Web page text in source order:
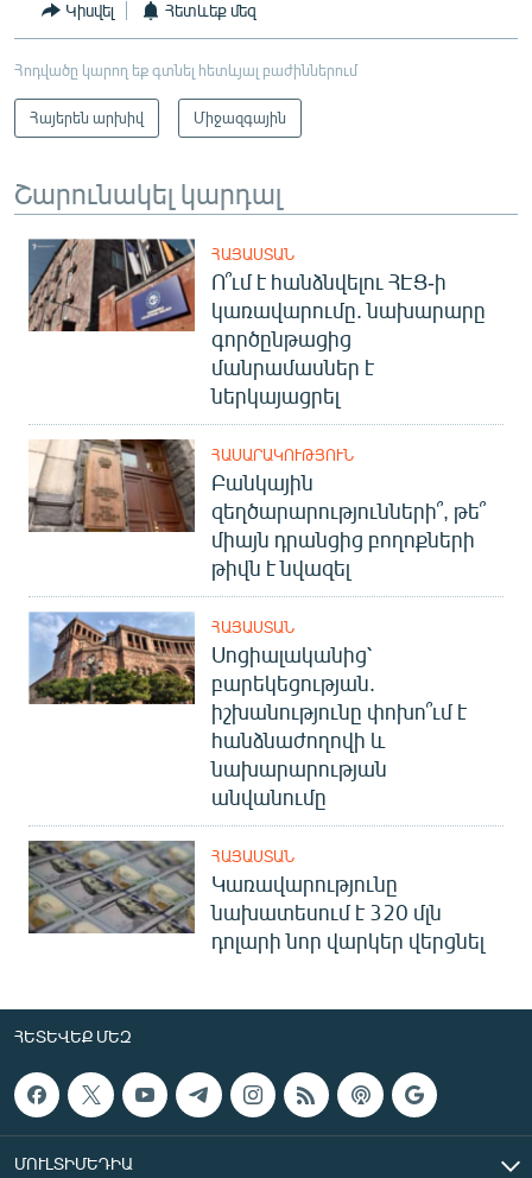
Կիսվել Հետևեք մեզ
Հոդվածը կարող եք գտնել հետևյալ բաժիններում
Հայերեն արխիվ Միջազգային
Շարունակել կարդալ
ՀԱՅԱՍՏԱՆ
Ո՞ւմ է հանձնվելու ՀԷՑ-ի
կառավարումը. նախարարը
գործընթացից
մանրամասներ է
ներկայացրել
ՀԱՍԱՐԱԿՈՒԹՅՈՒՆ
Բանկային
զեղծարարությունների՞, թե՞
միայն դրանցից բողոքների
թիվն է նվազել
ՀԱՅԱՍՏԱՆ
Սոցիալականից՝
բարեկեցության.
իշխանությունը փոխո՞ւմ է
հանձնաժողովի և
նախարարության
անվանումը
ՀԱՅԱՍՏԱՆ
Կառավարությունը
նախատեսում է 320 մլն
դոլարի նոր վարկեր վերցնել
ՀԵՏԵՎԵՔ ՄԵԶ
ՄՈՒԼՏԻՄԵԴԻԱ